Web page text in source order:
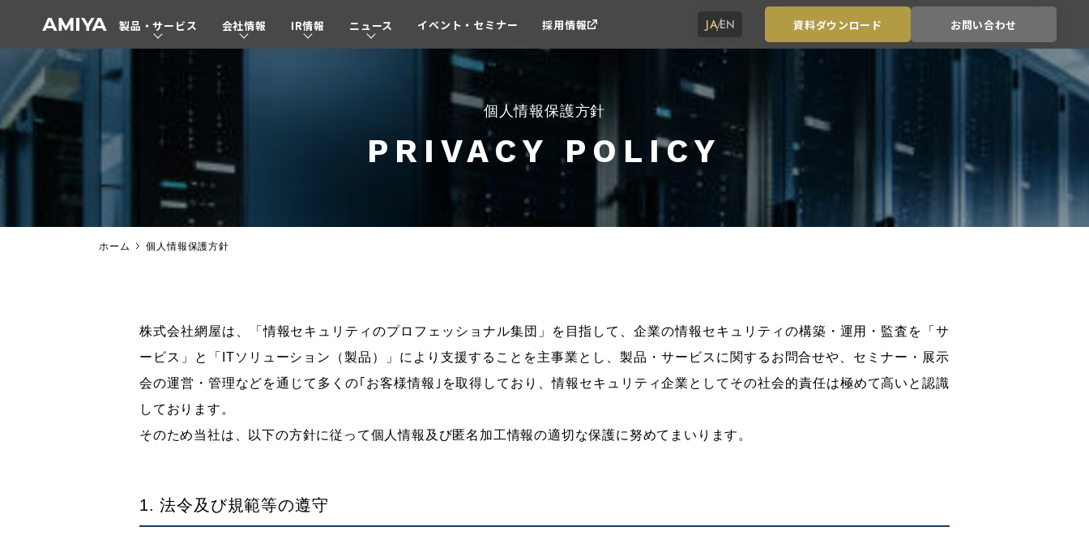
A
M
I
Y
製品・サービス 会社情報 IR情報 ニュース イベント・セミナー 採用情報 JAEN 資料ダウンロード お問い合わせ
個人情報保護方針
PRIVACY POLICY
ホーム 個人情報保護方針
株式会社網屋は、「情報セキュリティのプロフェッショナル集団」を目指して、企業の情報セキュリティの構築・運用・監査を「サ
ービス」と「ITソリューション（製品）」により支援することを主事業とし、製品・サービスに関するお問合せや、セミナー・展示
会の運営・管理などを通じて多くの｢お客様情報｣を取得しており、情報セキュリティ企業としてその社会的責任は極めて高いと認識
しております。
そのため当社は、以下の方針に従って個人情報及び匿名加工情報の適切な保護に努めてまいります。
1. 法令及び規範等の遵守